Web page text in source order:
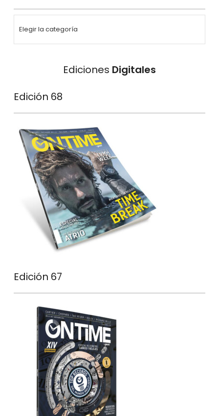
Ediciones Digitales
Edición 68
Edición 67